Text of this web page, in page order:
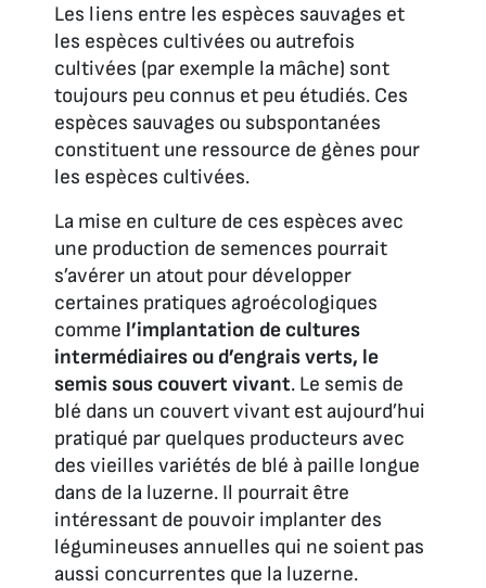
Les liens entre les espèces sauvages et
les espèces cultivées ou autrefois
cultivées (par exemple la mâche) sont
toujours peu connus et peu étudiés. Ces
espèces sauvages ou subspontanées
constituent une ressource de gènes pour
les espèces cultivées.
La mise en culture de ces espèces avec
une production de semences pourrait
s’avérer un atout pour développer
certaines pratiques agroécologiques
comme l’implantation de cultures
intermédiaires ou d’engrais verts, le
semis sous couvert vivant. Le semis de
blé dans un couvert vivant est aujourd’hui
pratiqué par quelques producteurs avec
des vieilles variétés de blé à paille longue
dans de la luzerne. Il pourrait être
intéressant de pouvoir implanter des
légumineuses annuelles qui ne soient pas
aussi concurrentes que la luzerne.